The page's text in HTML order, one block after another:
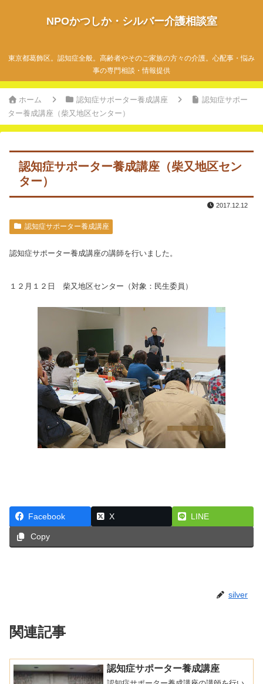
NPOかつしか・シルバー介護相談室
東京都葛飾区。認知症全般。高齢者やそのご家族の方々の介護。心配事・悩み
事の専門相談・情報提供
ホーム 認知症サポーター養成講座
認知症サポー
ター養成講座（柴又地区センター）
認知症サポーター養成講座（柴又地区セン
ター）
2017.12.12
認知症サポーター養成講座
認知症サポーター養成講座の講師を行いました。
１２月１２日 柴又地区センター（対象：民生委員）
Facebook X LINE
Copy
silver
関連記事
認知症サポーター養成講座